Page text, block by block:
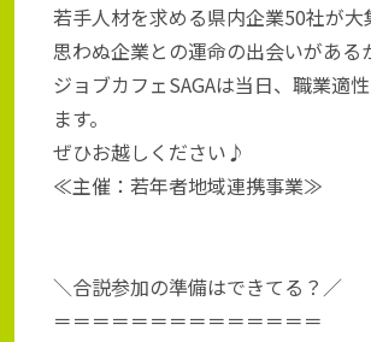
若手人材を求める県内企業50社が大
思わぬ企業との運命の出会いがあ
ジョブカフェSAGAは当日、職業適
ます。
ぜひお越しください♪
≪主催：若年者地域連携事業≫
＼合説参加の準備はできてる？／
＝＝＝＝＝＝＝＝＝＝＝＝＝＝